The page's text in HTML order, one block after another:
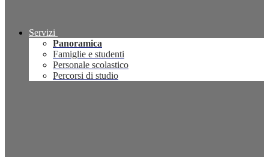
Servizi
Panoramica
Famiglie e studenti
Personale scolastico
Percorsi di studio